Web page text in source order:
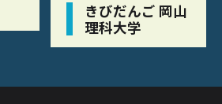
きびだんご 岡山
理科大学